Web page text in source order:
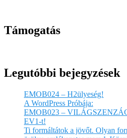
Támogatás
Legutóbbi bejegyzések
EMOB024 – H2ülyeség!
A WordPress Próbája:
EMOB023 –
EV1-t!
Ti formáltátok a jövőt. Olyan